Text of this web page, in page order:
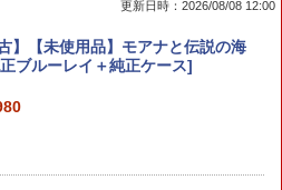
ラトゥーン レイダース [Nintendo S
2 専用] 任天堂[ラッピング不可]
エイム アシストキャップ PS5 PS4
ローラ 対応 Playstation プレイス
ーク カバー 可動域アップ ゲーム
更新日時：2026/08/08 12:00
古】【未使用品】モアナと伝説の海
ブルーレイ＋純正ケース]